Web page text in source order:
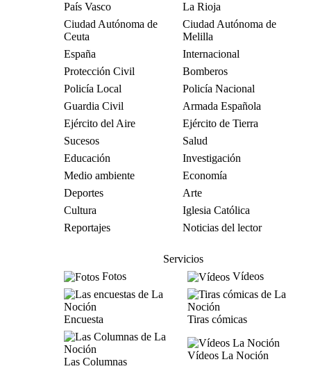
País Vasco
La Rioja
Ciudad Autónoma de
Ceuta
Ciudad Autónoma de
Melilla
España
Internacional
Protección Civil
Bomberos
Policía Local
Policía Nacional
Guardia Civil
Armada Española
Ejército del Aire
Ejército de Tierra
Sucesos
Salud
Educación
Investigación
Medio ambiente
Economía
Deportes
Arte
Cultura
Iglesia Católica
Reportajes
Noticias del lector
Servicios
Fotos
Vídeos
Encuesta Tiras cómicas
Las Columnas
Vídeos La Noción